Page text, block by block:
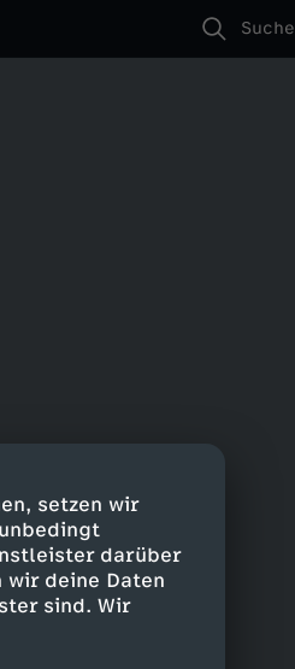
setzen wir
darüber
deine Daten
sind. Wir
Suche